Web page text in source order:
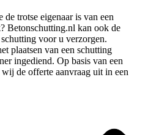
trotse eigenaar is van een
Betonschutting.nl kan ook de
voor u verzorgen.
plaatsen van een schutting
ingediend. Op basis van een
de offerte aanvraag uit in een